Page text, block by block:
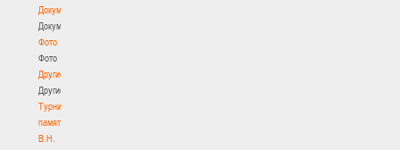
Документы
Документы
Фото
Фото
Другие
Другие
Турнир
памяти
В.Н.